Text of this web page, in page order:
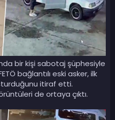
bir kişi sabotaj şüphesiyle
bağlantılı eski asker, ilk
itiraf etti.
de ortaya çıktı.